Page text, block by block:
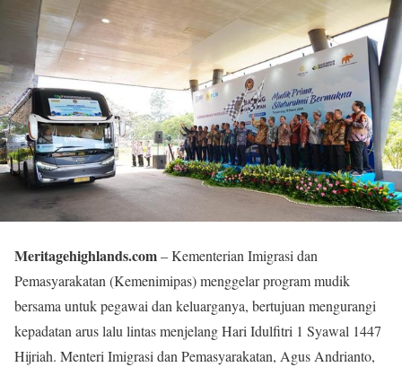
Meritagehighlands.com– Kementerian Imigrasi dan
Pemasyarakatan (Kemenimipas) menggelar program mudik
bersama untuk pegawai dan keluarganya, bertujuan mengurangi
kepadatan arus lalu lintas menjelang Hari Idulfitri 1 Syawal 1447
Hijriah. Menteri Imigrasi dan Pemasyarakatan, Agus Andrianto,